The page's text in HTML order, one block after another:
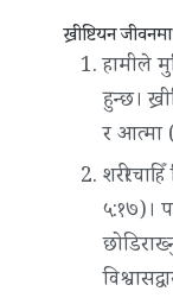
ख्रीष्टियन
हामीले
हुन्छ।
र आत्मा
५:१७)।